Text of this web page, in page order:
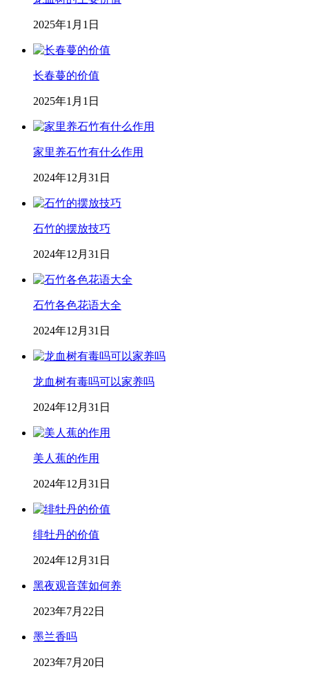
2025年1月1日
长春蔓的价值
2025年1月1日
家里养石竹有什么作用
2024年12月31日
石竹的摆放技巧
2024年12月31日
石竹各色花语大全
2024年12月31日
龙血树有毒吗可以家养吗
2024年12月31日
美人蕉的作用
2024年12月31日
绯牡丹的价值
2024年12月31日
黑夜观音莲如何养
2023年7月22日
墨兰香吗
2023年7月20日